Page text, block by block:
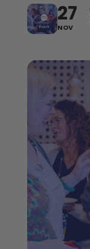
27
NOV